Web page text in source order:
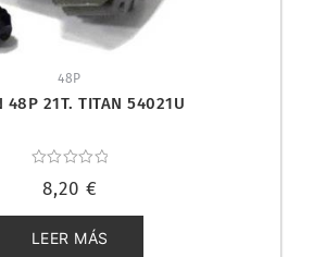
48P
48P 21T. TITAN 54021U
con
de
5
8,20 €
LEER MÁS